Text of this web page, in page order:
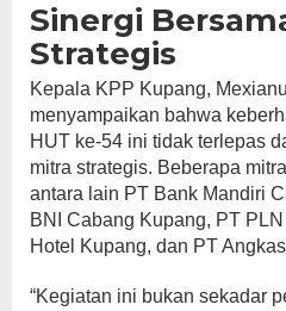
Sinergi
Strategis
Kepala KPP Kupang,
menyampaikan bahwa
HUT ke-54 ini tidak terlepas
mitra strategis. Beberapa
antara lain PT Bank Mandiri
BNI Cabang Kupang, PT
Hotel Kupang, dan PT
“Kegiatan ini bukan sekadar